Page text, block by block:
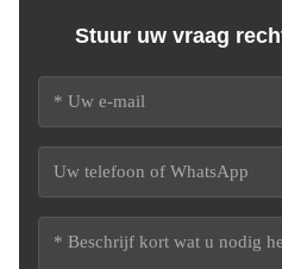
Stuur uw vraag